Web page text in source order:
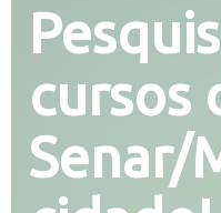
cursos
Senar/